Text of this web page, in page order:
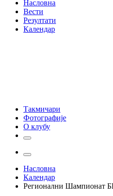
Насловна
Вести
Резултати
Календар
Такмичари
Фотографије
О клубу
Насловна
Календар
Регионални